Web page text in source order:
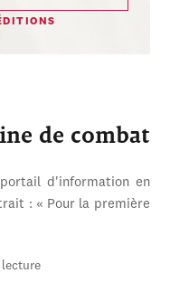
de combat
d'information en
: « Pour la première
lecture